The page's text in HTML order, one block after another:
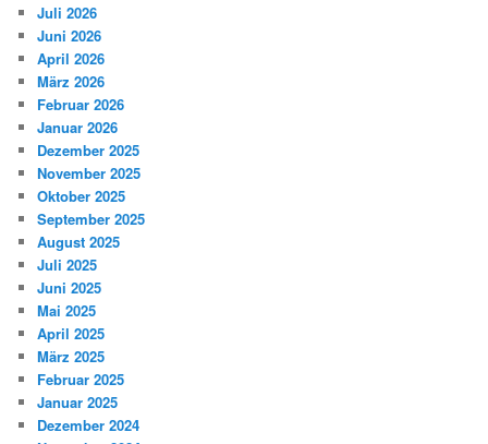
Juli 2026
Juni 2026
April 2026
März 2026
Februar 2026
Januar 2026
Dezember 2025
November 2025
Oktober 2025
September 2025
August 2025
Juli 2025
Juni 2025
Mai 2025
April 2025
März 2025
Februar 2025
Januar 2025
Dezember 2024